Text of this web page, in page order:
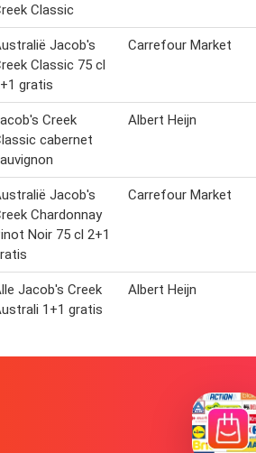
Classic
Jacob's
Classic 75 cl
gratis
Carrefour Market
Creek
cabernet
Albert Heijn
Jacob's
Chardonnay
Noir 75 cl 2+1
Carrefour Market
Jacob's Creek
1+1 gratis
Albert Heijn